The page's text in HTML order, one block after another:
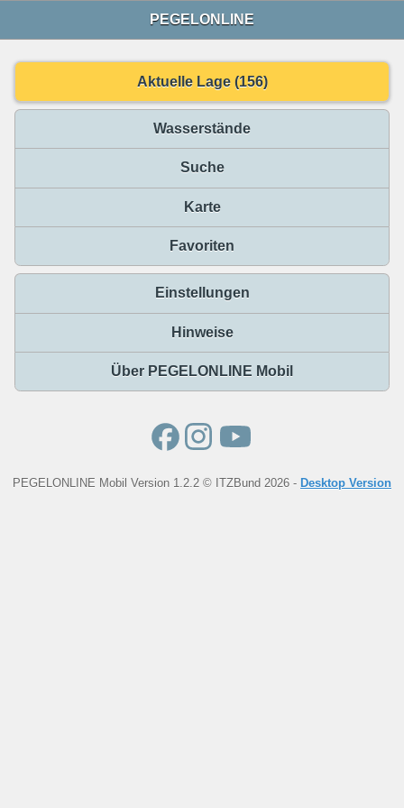
PEGELONLINE
Aktuelle Lage (156)
Wasserstände
Suche
Karte
Favoriten
Einstellungen
Hinweise
Über PEGELONLINE Mobil
PEGELONLINE Mobil Version 1.2.2 © ITZBund 2026 - Desktop Version